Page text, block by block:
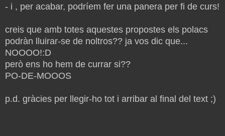
- i , per acabar, podríem fer una panera per fi de curs!
creis que amb totes aquestes propostes els polacs
podràn lluirar-se de noltros?? ja vos dic que...
NOOOO!:D
però ens ho hem de currar si??
PO-DE-MOOOS
p.d. gràcies per llegir-ho tot i arribar al final del text ;)